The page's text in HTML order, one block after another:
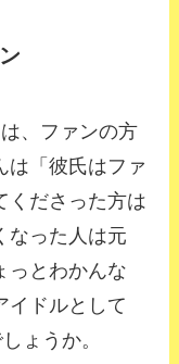
、ファンの方
は「彼氏はファ
くださった方は
なった人は元
っとわかんな
イドルとして
ょうか。